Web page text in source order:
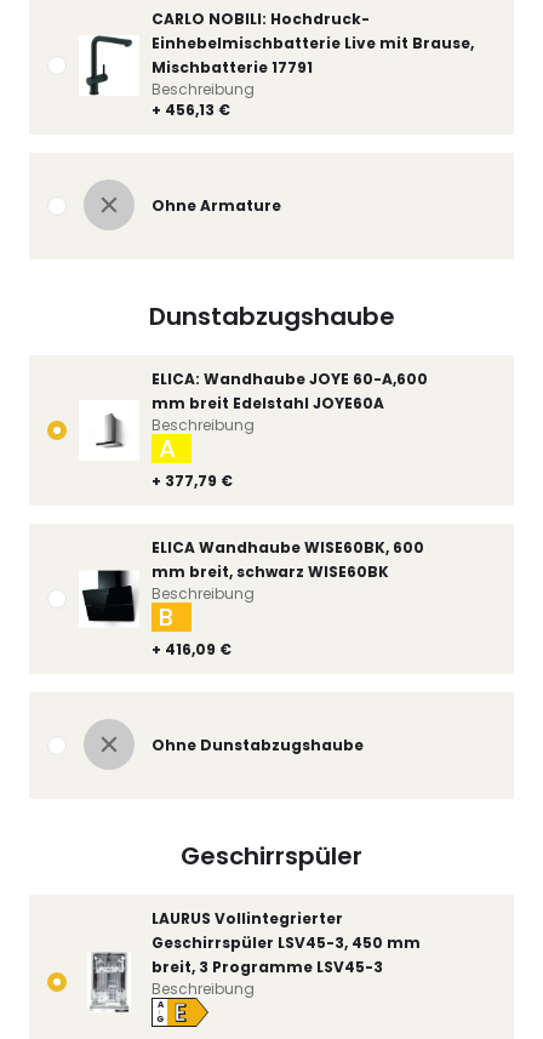
CARLO NOBILI: Hochdruck-
Einhebelmischbatterie Live mit Brause,
Mischbatterie 17791
+ 456,13 €
Beschreibung
Ohne Armature
Dunstabzugshaube
ELICA: Wandhaube JOYE 60-A,600
mm breit Edelstahl JOYE60A
+ 377,79 €
A
Beschreibung
ELICA Wandhaube WISE60BK, 600
mm breit, schwarz WISE60BK
+ 416,09 €
B
Beschreibung
Ohne Dunstabzugshaube
Geschirrspüler
LAURUS Vollintegrierter
Geschirrspüler LSV45-3, 450 mm
breit, 3 Programme LSV45-3
A
↑
G E
Beschreibung